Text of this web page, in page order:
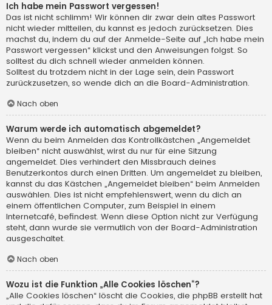
Ich habe mein Passwort vergessen!
Das ist nicht schlimm! Wir können dir zwar dein altes Passwort
nicht wieder mitteilen, du kannst es jedoch zurücksetzen. Dies
machst du, indem du auf der Anmelde-Seite auf „Ich habe mein
Passwort vergessen“ klickst und den Anweisungen folgst. So
solltest du dich schnell wieder anmelden können.
Solltest du trotzdem nicht in der Lage sein, dein Passwort
zurückzusetzen, so wende dich an die Board-Administration.
Nach oben
Warum werde ich automatisch abgemeldet?
Wenn du beim Anmelden das Kontrollkästchen „Angemeldet
bleiben“ nicht auswählst, wirst du nur für eine Sitzung
angemeldet. Dies verhindert den Missbrauch deines
Benutzerkontos durch einen Dritten. Um angemeldet zu bleiben,
kannst du das Kästchen „Angemeldet bleiben“ beim Anmelden
auswählen. Dies ist nicht empfehlenswert, wenn du dich an
einem öffentlichen Computer, zum Beispiel in einem
Internetcafé, befindest. Wenn diese Option nicht zur Verfügung
steht, dann wurde sie vermutlich von der Board-Administration
ausgeschaltet.
Nach oben
Wozu ist die Funktion „Alle Cookies löschen“?
„Alle Cookies löschen“ löscht die Cookies, die phpBB erstellt hat